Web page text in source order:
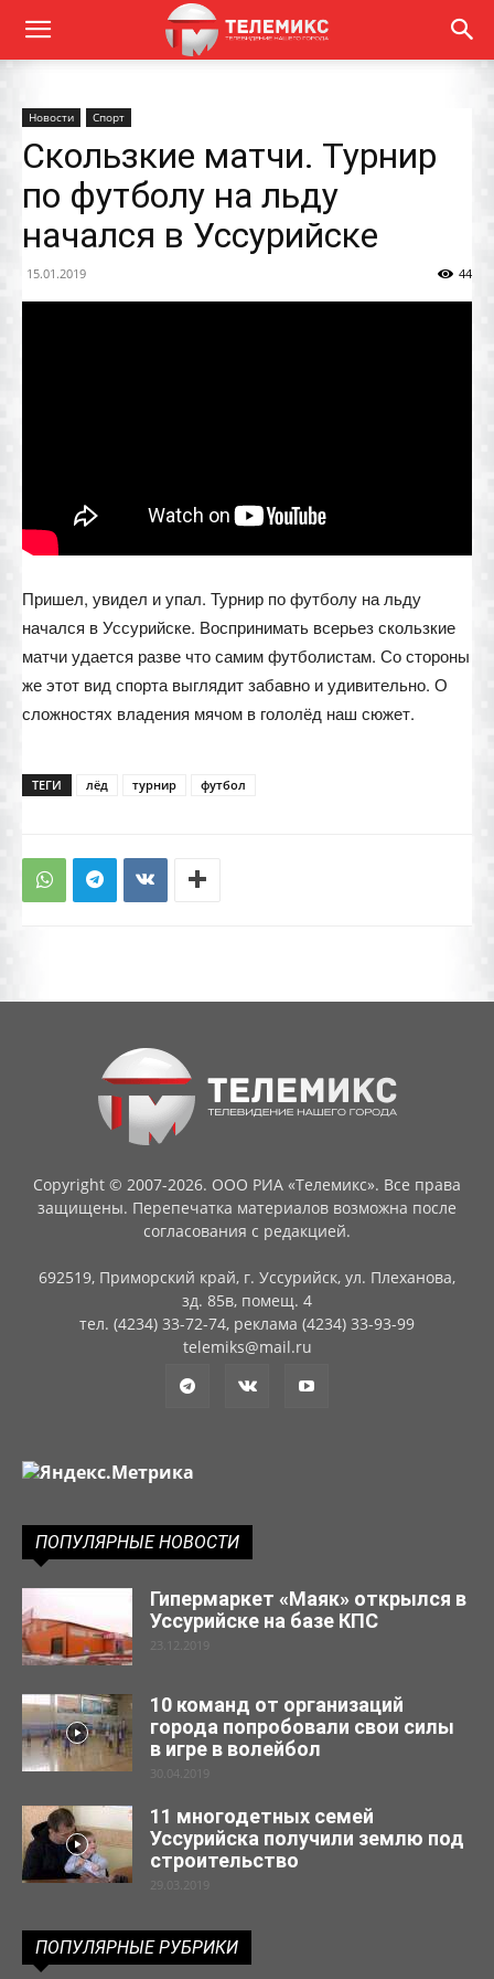
Новости Спорт
Скользкие матчи. Турнир
по футболу на льду
начался в Уссурийске
15.01.2019 44
Пришел, увидел и упал. Турнир по футболу на льду
начался в Уссурийске. Воспринимать всерьез скользкие
матчи удается разве что самим футболистам. Со стороны
же этот вид спорта выглядит забавно и удивительно. О
сложностях владения мячом в гололёд наш сюжет.
ТЕГИ лёд турнир футбол
Copyright © 2007-2026. ООО РИА «Телемикс». Все права
защищены. Перепечатка материалов возможна после
согласования с редакцией.
692519, Приморский край, г. Уссурийск, ул. Плеханова,
зд. 85в, помещ. 4
тел. (4234) 33-72-74, реклама (4234) 33-93-99
telemiks@mail.ru
ПОПУЛЯРНЫЕ НОВОСТИ
Гипермаркет «Маяк» открылся в
Уссурийске на базе КПС
23.12.2019
10 команд от организаций
города попробовали свои силы
в игре в волейбол
30.04.2019
11 многодетных семей
Уссурийска получили землю под
строительство
29.03.2019
ПОПУЛЯРНЫЕ РУБРИКИ